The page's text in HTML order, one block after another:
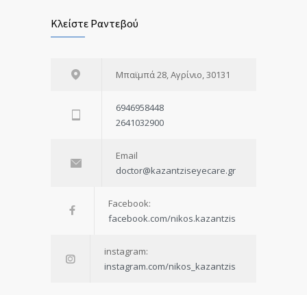
Κλείστε Ραντεβού
Μπαϊμπά 28, Αγρίνιο, 30131
6946958448
2641032900
Email
doctor@kazantziseyecare.gr
Facebook:
facebook.com/nikos.kazantzis
instagram:
instagram.com/nikos_kazantzis